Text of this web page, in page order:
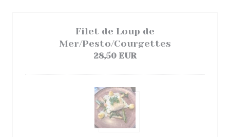
Filet de Loup de
Mer/Pesto/Courgettes
28,50 EUR